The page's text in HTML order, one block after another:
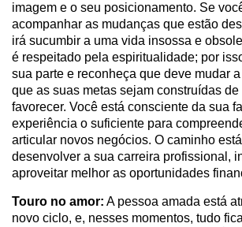
imagem e o seu posicionamento. Se
acompanhar as mudanças que estão
irá sucumbir a uma vida insossa e
é respeitado pela espiritualidade; por
sua parte e reconheça que deve mudar
que as suas metas sejam construídas
favorecer. Você está consciente da sua
experiência o suficiente para
articular novos negócios. O caminho
desenvolver a sua carreira profissional,
aproveitar melhor as oportunidades
Touro no amor: A pessoa amada está
novo ciclo, e, nesses momentos, tudo